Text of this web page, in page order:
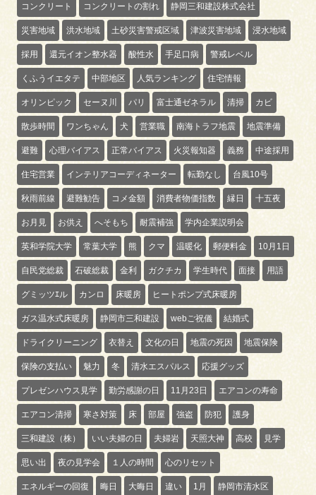
コンクリート コンクリートの割れ 静岡三和建設株式会社
災害地域 洪水地域 土砂災害警戒区域 津波災害地域 浸水地域
採用 還元イオン整水器 酸性水 手足口病 警戒レベル
くふうイエタテ 中部地区 人気ランキング 住宅情報
オリンピック セーヌ川 パリ 富士通ゼネラル 清掃 カビ
散歩時間 ワンちゃん 犬 営業職 南海トラフ地震 地震準備
避難 心理バイアス 正常バイアス 火災報知器 義務 中途採用
住宅営業 インテリアコーディネーター 転勤なし 台風10号
秋雨前線 避難勧告 コメ金額 消費者物価指数 縁日 十五夜
お月見 お供え へそもち 耐震補強 学内企業説明会
英和学院大学 常葉大学 熊 クマ 温暖化 郵便料金 10月1日
自民党総裁 石破総裁 金利 ガクチカ 学生時代 面接 用語
グミッツｴル カンロ 床暖房 ヒートポンプ式床暖房
ガス温水式床暖房 静岡市三和建設 webご祝儀 結婚式
ドライクリーニング 衣替え 文化の日 地震の死因 地震保険
保険の支払い 魅力 冬 清水エスパルス 応援グッズ
プレゼンハウス見学 勤労感謝の日 11月23日 エアコンの寿命
エアコン清掃 寒さ対策 床 部屋 強盗 防犯 護身
三和建設（株） いい夫婦の日 夫婦岩 天照大神 高校 見学
思い出 夜の見学会 １人の時間 心のリセット
エネルギーの回復 晦日 大晦日 違い 1月 静岡市清水区